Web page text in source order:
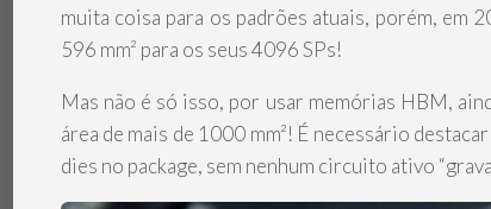
muita coisa para os padrões atuais, porém, em
596 mm² para os seus 4096 SPs!
Mas não é só isso, por usar memórias HBM,
área de mais de 1000 mm²! É necessário
dies no package, sem nenhum circuito ativo